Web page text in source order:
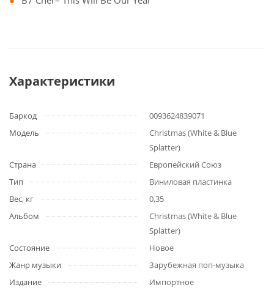
Характеристики
Баркод
0093624839071
Модель
Christmas (White & Blue
Splatter)
Страна
Европейский Союз
Тип
Виниловая пластинка
Вес, кг
0,35
Альбом
Christmas (White & Blue
Splatter)
Состояние
Новое
Жанр музыки
Зарубежная поп-музыка
Издание
Импортное